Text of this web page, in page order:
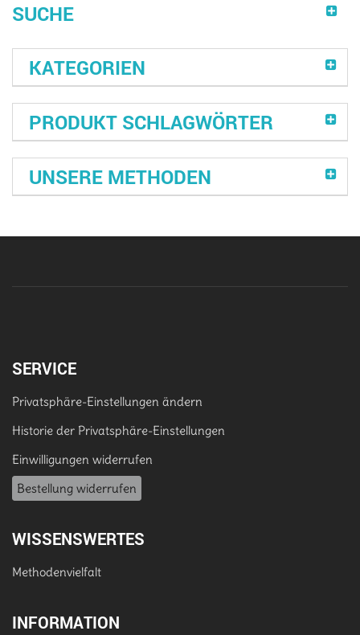
SUCHE
KATEGORIEN
PRODUKT SCHLAGWÖRTER
UNSERE METHODEN
SERVICE
Privatsphäre-Einstellungen ändern
Historie der Privatsphäre-Einstellungen
Einwilligungen widerrufen
Bestellung widerrufen
WISSENSWERTES
Methodenvielfalt
INFORMATION